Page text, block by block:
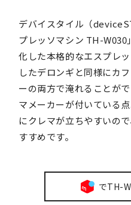
デバイスタイル（
プレッソマシン TH-W030
化した本格的なエスプレ
したデロンギと同様にカ
ーの両方で淹れることが
マメーカーが付いている
にクレマが立ちやすいの
すすめです。
でTH-